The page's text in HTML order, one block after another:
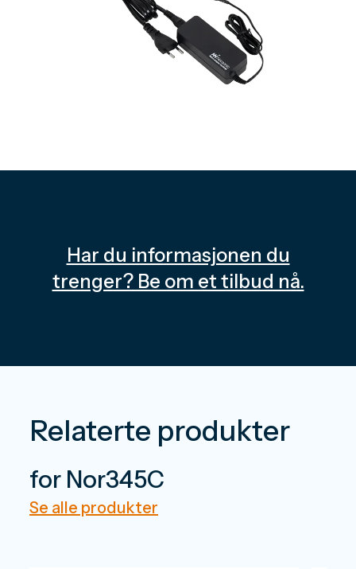
Har du informasjonen du
trenger? Be om et tilbud nå.
Relaterte produkter
for Nor345C
Se alle produkter